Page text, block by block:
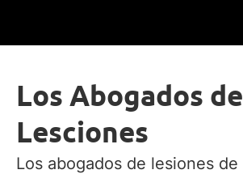
Los Abogados de
Lesciones
Los abogados de lesiones